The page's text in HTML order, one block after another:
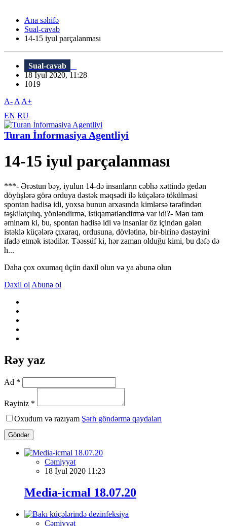
Ana səhifə
Sual-cavab
14-15 iyul parçalanması
Sual-cavab
18 İyul 2020, 11:28
1019
A- A A+
EN RU
Turan İnformasiya Agentliyi
14-15 iyul parçalanması
***- Ərəstun bəy, iyulun 14-də insanların cəbhə xəttində gedən
döyüşlərə görə orduya dəstək məqsədi ilə küçələrə tökülməsi
spontan hadisə idi, yoxsa bunun arxasında kimlərsə tərəfindən
təşkilatçılıq, yönləndirmə, istiqamətləndirmə var idi?- Mən tam
əminəm ki, bu, spontan hadisə idi və insanlar öz içindən gələn
istəklə küçələrə çıxaraq, ordusuna, dövlətinə, bir-birinə dəstəyini
ifadə etmək istədilər. Təəssüf ki, hər zaman olduğu kimi, bu dəfə də
h...
Daha çox oxumaq üçün daxil olun və ya abunə olun
Daxil ol Abunə ol
Rəy yaz
Ad *
Rəyiniz *
Oxudum və razıyam Şərh göndərmə qaydaları
Göndər
Cəmiyyət
18 İyul 2020 11:23
Media-icmal 18.07.20
Cəmiyyət